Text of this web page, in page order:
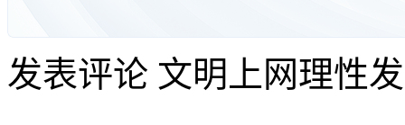
发表评论 文明上网理性